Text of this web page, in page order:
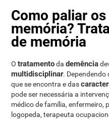
Como paliar
memória?
de memória
Otratamentodademência
multidisciplinar. Dependendo
que se encontra e das
pode ser necessária a
médico de família, enfermeiro,
logopeda, terapeuta